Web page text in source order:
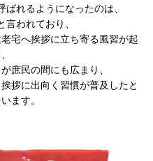
れるようになったのは、
われており、
宅へ挨拶に立ち寄る風習が起
庶民の間にも広まり、
拶に出向く習慣が普及したと
ます。